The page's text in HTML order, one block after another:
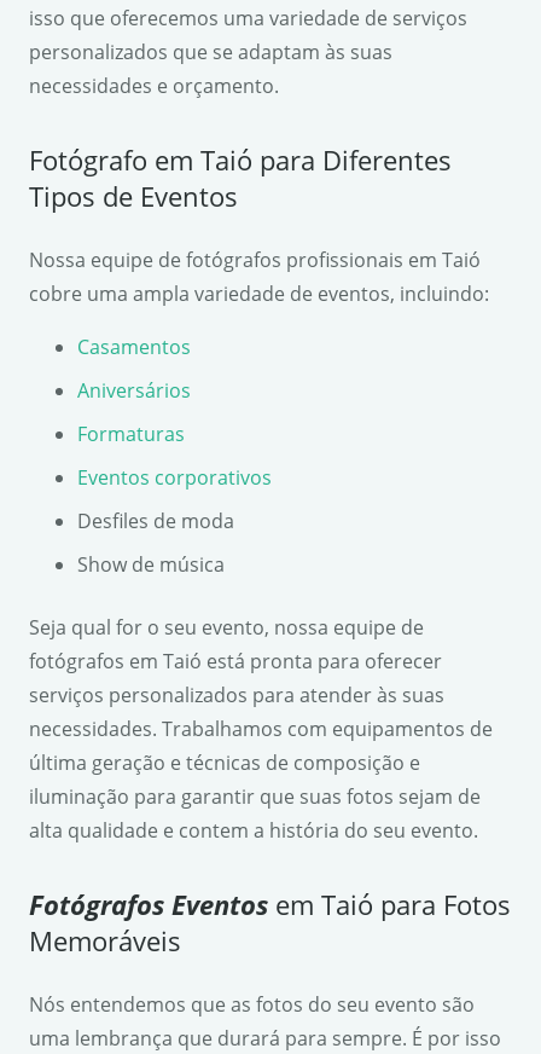
isso que oferecemos uma variedade de serviços
personalizados que se adaptam às suas
necessidades e orçamento.
Fotógrafo em Taió para Diferentes
Tipos de Eventos
Nossa equipe de fotógrafos profissionais em Taió
cobre uma ampla variedade de eventos, incluindo:
Casamentos
Aniversários
Formaturas
Eventos corporativos
Desfiles de moda
Show de música
Seja qual for o seu evento, nossa equipe de
fotógrafos em Taió está pronta para oferecer
serviços personalizados para atender às suas
necessidades. Trabalhamos com equipamentos de
última geração e técnicas de composição e
iluminação para garantir que suas fotos sejam de
alta qualidade e contem a história do seu evento.
Fotógrafos Eventos em Taió para Fotos
Memoráveis
Nós entendemos que as fotos do seu evento são
uma lembrança que durará para sempre. É por isso